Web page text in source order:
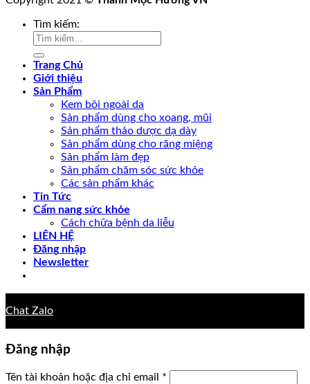
Tìm kiếm:
Trang Chủ
Giới thiệu
Sản Phẩm
Kem bôi ngoài da
Sản phẩm dùng cho xoang, mũi
Sản phẩm thảo dược dạ dày
Sản phẩm dùng cho răng miệng
Sản phẩm làm đẹp
Sản phẩm chăm sóc sức khỏe
Các sản phẩm khác
Tin Tức
Cẩm nang sức khỏe
Cách chữa bệnh da liễu
LIÊN HỆ
Đăng nhập
Newsletter
Chat Zalo
Đăng nhập
Tên tài khoản hoặc địa chỉ email *